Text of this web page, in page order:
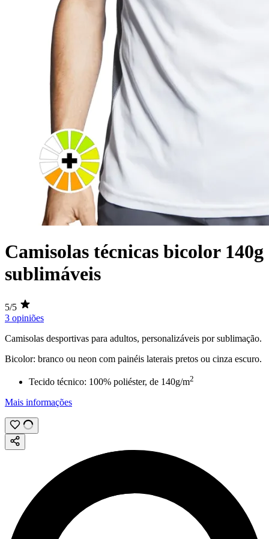
Camisolas técnicas bicolor 140g
sublimáveis
5/5
3 opiniões
Camisolas desportivas para adultos, personalizáveis porsublimação.
Bicolor: branco ou neon com painéis laterais pretos ou cinza escuro.
Tecido técnico: 100% poliéster, de 140g/m2
Mais informações